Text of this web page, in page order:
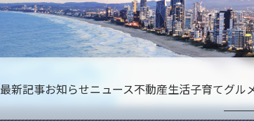
最新記事お知らせニュース不動産生活子育てグル